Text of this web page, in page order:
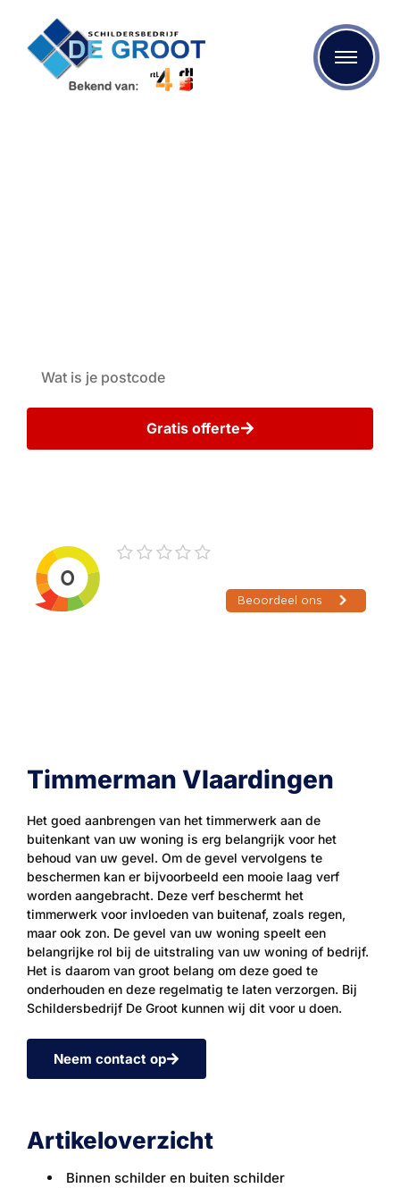
Gratis offerte
Timmerman Vlaardingen
Het goed aanbrengen van het timmerwerk aan de
buitenkant van uw woning is erg belangrijk voor het
behoud van uw gevel. Om de gevel vervolgens te
beschermen kan er bijvoorbeeld een mooie laag verf
worden aangebracht. Deze verf beschermt het
timmerwerk voor invloeden van buitenaf, zoals regen,
maar ook zon. De gevel van uw woning speelt een
belangrijke rol bij de uitstraling van uw woning of bedrijf.
Het is daarom van groot belang om deze goed te
onderhouden en deze regelmatig te laten verzorgen. Bij
Schildersbedrijf De Groot kunnen wij dit voor u doen.
Neem contact op
Artikeloverzicht
Binnen schilder en buiten schilder